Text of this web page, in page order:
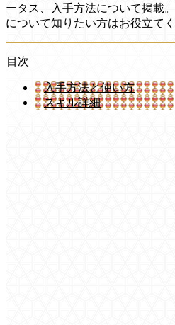
ータス、入手方法について掲載
について知りたい方はお役立てく
目次
入手方法と使い方
スキル詳細